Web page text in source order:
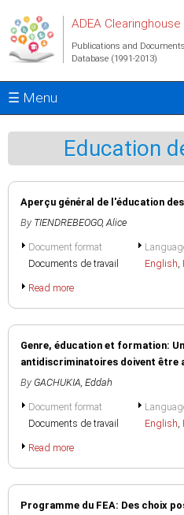
ADEA Clearinghouse
Publications and Documents
Database (1991-2013)
☰ Menu
Education
Aperçu général de l'éducation
By TIENDREBEOGO, Alice
Document format
Documents de travail
English,
Read more
Genre, éducation et formation:
antidiscriminatoires doivent être
By GACHUKIA, Eddah
Document format
Documents de travail
English,
Read more
Programme du FEA: Des choix